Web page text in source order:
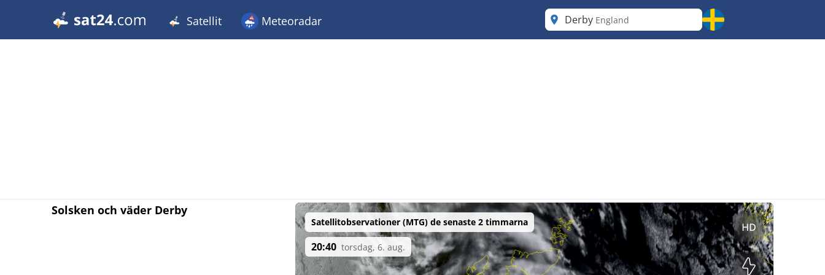
Satellit Meteoradar Derby England
Solsken och väder Derby
Satellitobservationer (MTG) de senaste 2 timmarna
20:40 torsdag, 6. aug.